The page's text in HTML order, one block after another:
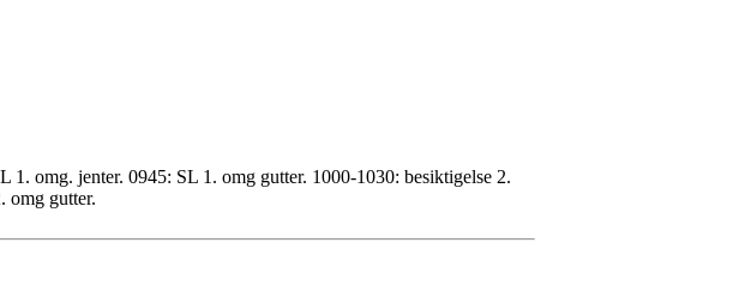
omg. jenter. 0945: SL 1. omg gutter. 1000-1030: besiktigelse 2.
omg gutter.